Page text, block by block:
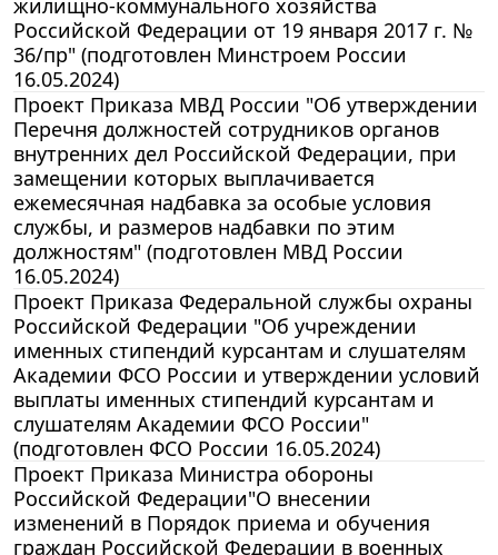
Российской Федерации от 19 января 2017 г. №
36/пр" (подготовлен Минстроем России
16.05.2024)
Проект Приказа МВД России "Об утверждении
Перечня должностей сотрудников органов
внутренних дел Российской Федерации, при
замещении которых выплачивается
ежемесячная надбавка за особые условия
службы, и размеров надбавки по этим
должностям" (подготовлен МВД России
16.05.2024)
Проект Приказа Федеральной службы охраны
Российской Федерации "Об учреждении
именных стипендий курсантам и слушателям
Академии ФСО России и утверждении условий
выплаты именных стипендий курсантам и
слушателям Академии ФСО России"
(подготовлен ФСО России 16.05.2024)
Проект Приказа Министра обороны
Российской Федерации"О внесении
изменений в Порядок приема и обучения
граждан Российской Федерации в военных